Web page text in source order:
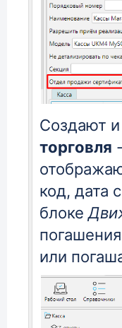
штрихкодов
логирования
группы
(Слияние товаров)
Создают
торговля
код, дата
блоке
или